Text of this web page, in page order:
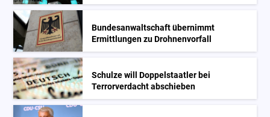
Bundesanwaltschaft übernimmt
Ermittlungen zu Drohnenvorfall
Schulze will Doppelstaatler bei
Terrorverdacht abschieben